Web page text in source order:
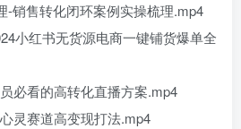
-销售转化闭环案例实操梳理.mp4
小红书无货源电商一键铺货爆单全
必看的高转化直播方案.mp4
灵赛道高变现打法.mp4